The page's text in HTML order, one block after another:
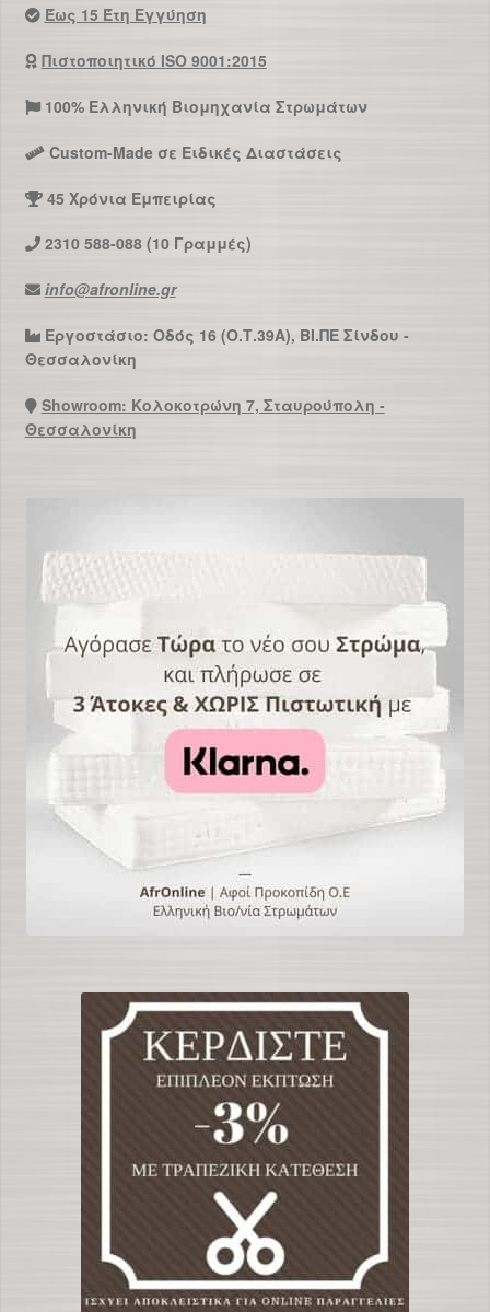
Έως 15 Έτη Εγγύηση
Πιστοποιητικό ISO 9001:2015
100% Ελληνική Βιομηχανία Στρωμάτων
Custom-Made σε Ειδικές Διαστάσεις
45 Χρόνια Εμπειρίας
2310 588-088 (10 Γραμμές)
info@afronline.gr
Εργοστάσιο: Οδός 16 (Ο.Τ.39Α), ΒΙ.ΠΕ Σίνδου -
Θεσσαλονίκη
Showroom: Κολοκοτρώνη 7, Σταυρούπολη -
Θεσσαλονίκη